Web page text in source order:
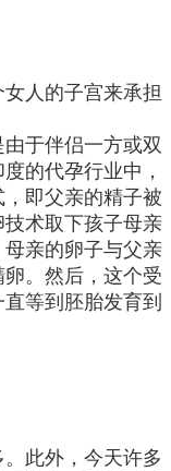
女人的子宫来承担
由于伴侣一方或双
的代孕行业中，
即父亲的精子被
技术取下孩子母亲
母亲的卵子与父亲
卵。然后， 这个受
直等到胚胎发育到
此外，今天许多